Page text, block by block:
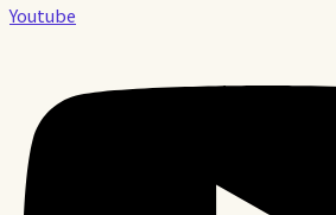
Youtube